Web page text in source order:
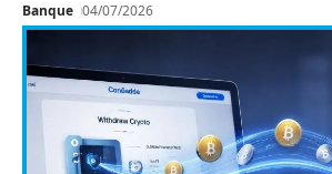
Banque 04/07/2026